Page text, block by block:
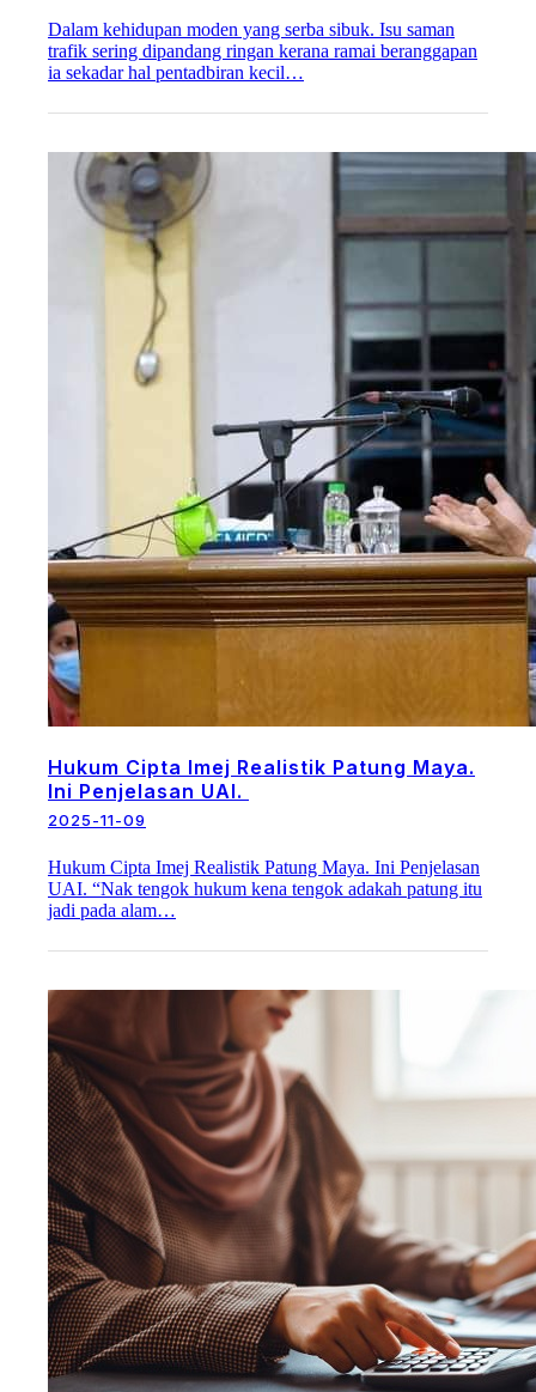
Dalam kehidupan moden yang serba sibuk. Isu saman
trafik sering dipandang ringan kerana ramai beranggapan
ia sekadar hal pentadbiran kecil…
Hukum Cipta Imej Realistik Patung Maya.
Ini Penjelasan UAI.
2025-11-09
Hukum Cipta Imej Realistik Patung Maya. Ini Penjelasan
UAI. “Nak tengok hukum kena tengok adakah patung itu
jadi pada alam…